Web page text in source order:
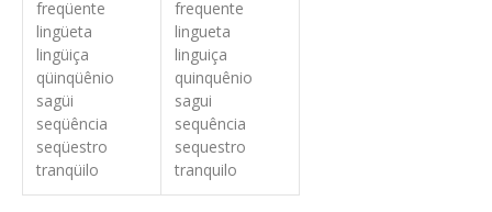
freqüente
lingüeta
lingüiça
qüinqüênio
sagüi
seqüência
seqüestro
tranqüilo
frequente
lingueta
linguiça
quinquênio
sagui
sequência
sequestro
tranquilo